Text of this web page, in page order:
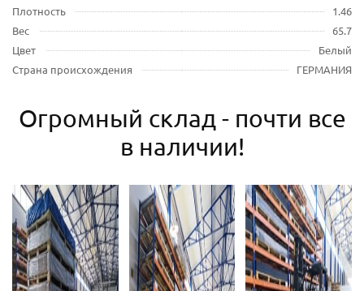
Плотность
1.46
Вес
65.7
Цвет
Белый
Страна происхождения
ГЕРМАНИЯ
Огромный склад - почти все
в наличии!